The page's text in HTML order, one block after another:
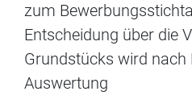
zum
Entscheidung über die
Grundstücks wird nach
Auswertung